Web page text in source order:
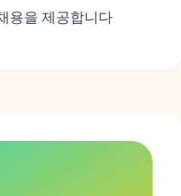
용을 제공합니다